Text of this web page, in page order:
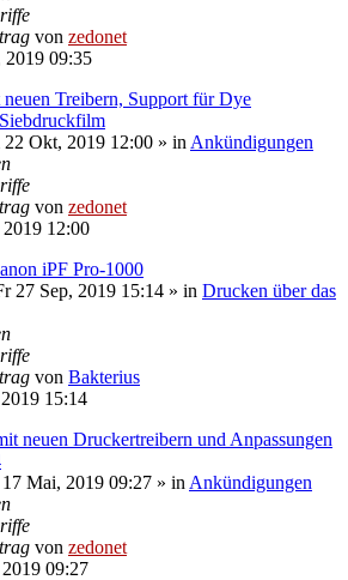
von zedonet
09:35
Treibern, Support für Dye
Okt, 2019 12:00 » in Ankündigungen
von zedonet
12:00
iPF Pro-1000
27 Sep, 2019 15:14 » in Drucken über das
von Bakterius
15:14
neuen Druckertreibern und Anpassungen
Mai, 2019 09:27 » in Ankündigungen
von zedonet
09:27